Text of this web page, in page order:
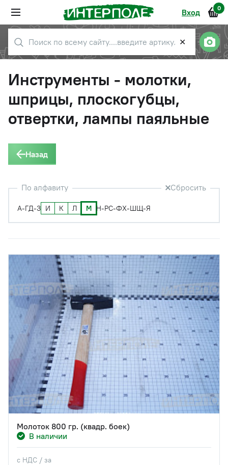
Вход 0
✕
Инструменты - молотки,
шприцы, плоскогубцы,
отвертки, лампы паяльные
Назад
По алфавиту Сбросить
А-ГД-З И К Л М Н-РС-ФХ-ШЩ-Я
Молоток 800 гр. (квадр. боек)
В наличии
с НДС / за